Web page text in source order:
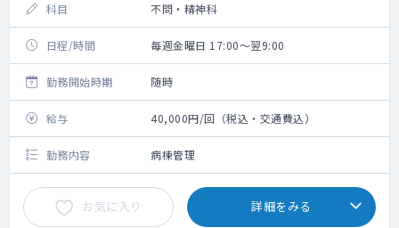
科目 不問・精神科
日程/時間 毎週金曜日 17:00～翌9:00
勤務開始時期 随時
給与 40,000円/回（税込・交通費込）
勤務内容 病棟管理
お気に入り 詳細をみる